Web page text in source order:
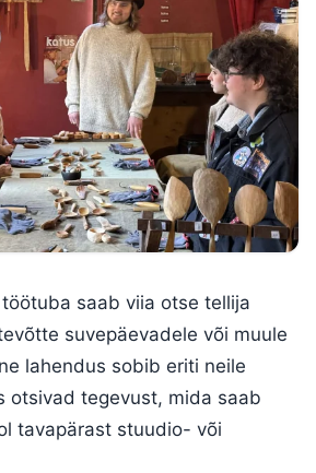
saab viia otse tellija
suvepäevadele või muule
lahendus sobib eriti neile
otsivad tegevust, mida saab
tavapärast stuudio- või